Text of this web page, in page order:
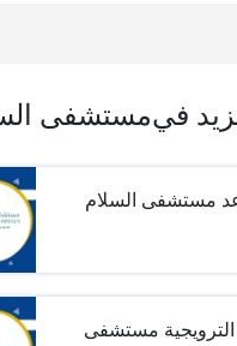
فيمستشفى
مستشفى السلام
مستشفى